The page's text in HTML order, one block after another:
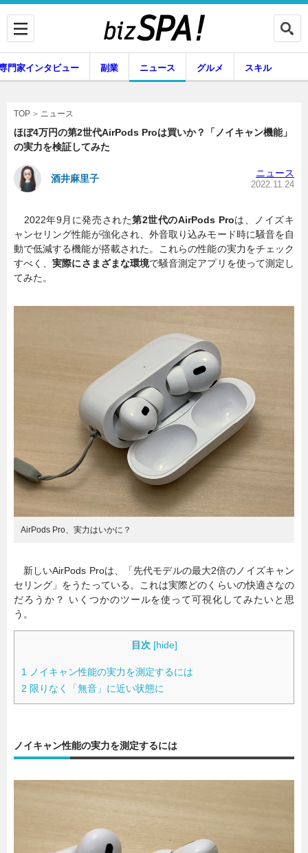
専門家インタビュー
副業 ニュース
連載一覧
門家インタビュー 副業 ニュース グルメ スキル
TOP ニュース
ほぼ4万円の第2世代AirPods Proは買いか？「ノイキャン機能」
の実力を検証してみた
酒井麻里子 ニュース
2022.11.24
2022年9月に発売された第2世代のAirPods Proは、ノイズキ
ャンセリング性能が強化され、外音取り込みモード時に騒音を自
動で低減する機能が搭載された。これらの性能の実力をチェック
すべく、実際にさまざまな環境で騒音測定アプリを使って測定し
てみた。
AirPods Pro、実力はいかに？
新しいAirPods Proは、「先代モデルの最大2倍のノイズキャン
セリング」をうたっている。これは実際どのくらいの快適さなの
だろうか？ いくつかのツールを使って可視化してみたいと思
う。
目次 [hide]
1
ノイキャン性能の実力を測定するには
2 限りなく「無音」に近い状態に
ノイキャン性能の実力を測定するには